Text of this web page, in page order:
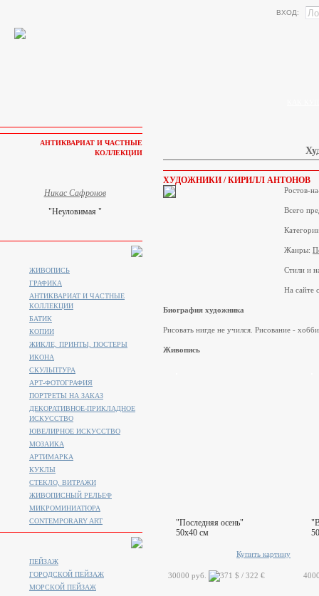
ВХОД:
ХУДОЖНИКИ / КИРИЛЛ АНТОНОВ
Ростов-
Всего
Жанры:
Стили и
На сайте
Биография художника
Рисовать нигде не учился. Рисование -
Живопись
"Последняя осень"
50x40 см
Купить картину
30000 руб.
АНТИКВАРИАТ И ЧАСТНЫЕ
КОЛЛЕКЦИИ
Никас Сафронов
"Неуловимая "
ЖИВОПИСЬ
ГРАФИКА
АНТИКВАРИАТ И ЧАСТНЫЕ
КОЛЛЕКЦИИ
БАТИК
КОПИИ
ЖИКЛЕ, ПРИНТЫ, ПОСТЕРЫ
ИКОНА
СКУЛЬПТУРА
АРТ-ФОТОГРАФИЯ
ПОРТРЕТЫ НА ЗАКАЗ
ДЕКОРАТИВНОЕ-ПРИКЛАДНОЕ
ИСКУССТВО
ЮВЕЛИРНОЕ ИСКУССТВО
МОЗАИКА
АРТИМАРКА
КУКЛЫ
СТЕКЛО, ВИТРАЖИ
ЖИВОПИСНЫЙ РЕЛЬЕФ
МИКРОМИНИАТЮРА
CONTEMPORARY ART
ПЕЙЗАЖ
ГОРОДСКОЙ ПЕЙЗАЖ
МОРСКОЙ ПЕЙЗАЖ